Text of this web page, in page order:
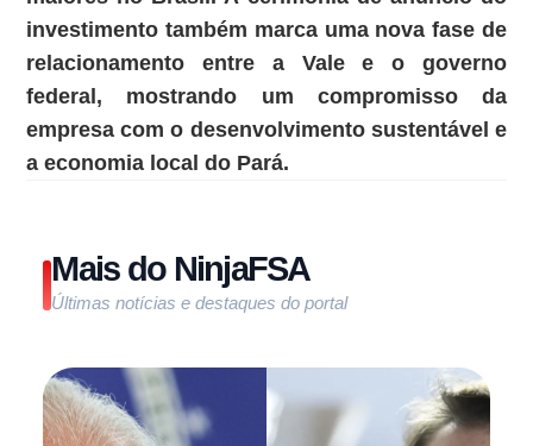
investimento também marca uma nova fase de
relacionamento entre a Vale e o governo
federal, mostrando um compromisso da
empresa com o desenvolvimento sustentável e
a economia local do Pará.
Mais do NinjaFSA
Últimas notícias e destaques do portal